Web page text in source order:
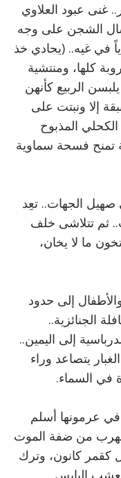
غنى عبود العلاوي
الشجن على وجه
في غيه.. (يحادي خذ
كلها، ومنتشية
الربيع كأنهن
إلا ونبتت على
المذبوح
تمنح فسحة سماوية
صهيل الجهات.. تعِد
ثم تتلاشى خلف
ما لا يخان،
إلى حدود
الجنائزية..
إلى اليمين..
يتصاعد وراء
في السماء.
عرمونها أسلم
من ضفة الموت
كقمر كانون، وترك
اليابس